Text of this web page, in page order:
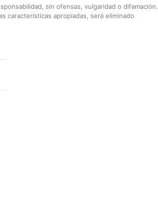
sin ofensas, vulgaridad o difamación.
características apropiadas, será eliminado